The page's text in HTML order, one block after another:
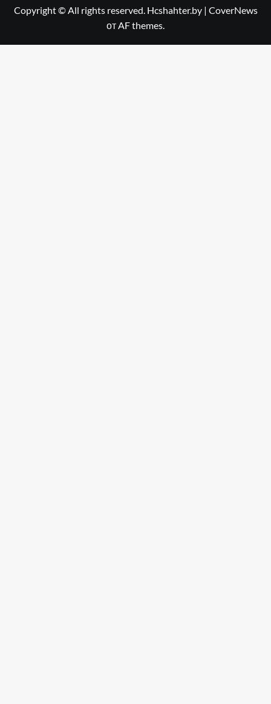
Copyright © All rights reserved. Hcshahter.by | CoverNews
от AF themes.